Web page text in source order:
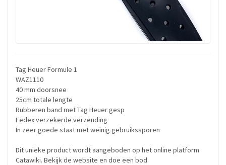
Tag Heuer Formule 1
WAZ1110
40 mm doorsnee
25cm totale lengte
Rubberen band met Tag Heuer gesp
Fedex verzekerde verzending
In zeer goede staat met weinig gebruikssporen
Dit unieke product wordt aangeboden op het online platform
Catawiki. Bekijk de website en doe een bod